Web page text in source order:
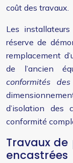
coût des travaux.
Les
réserve de
remplacement
de l’ancien
conformités
d’isolation des
conformité
Travaux
encastrées